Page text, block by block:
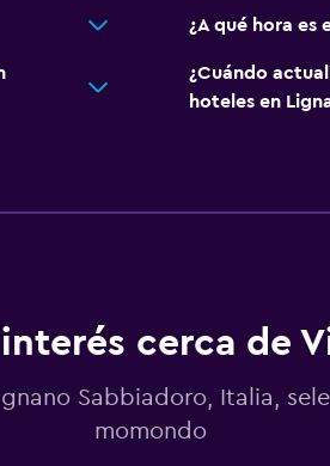
¿A qué hora es
¿Cuándo
hoteles en
cerca de
Sabbiadoro, Italia,
momondo